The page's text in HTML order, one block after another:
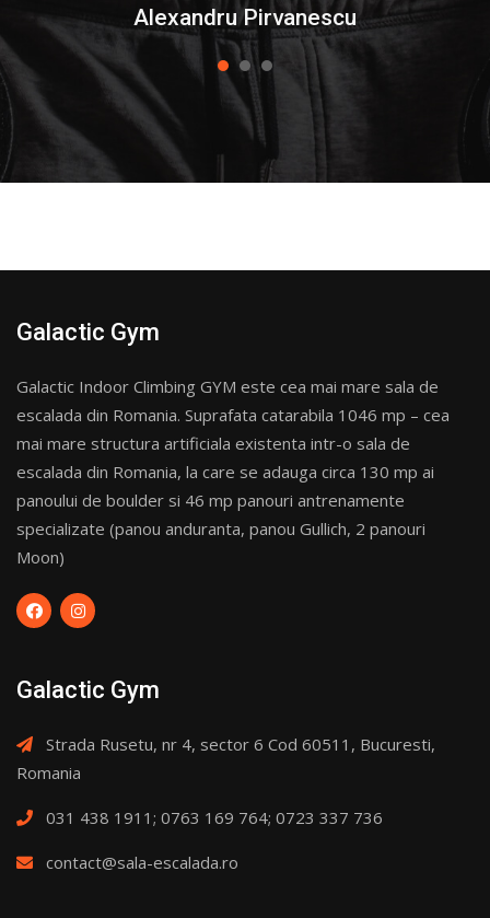
Alexandru Pirvanescu
Galactic Gym
Galactic Indoor Climbing GYM este cea mai mare sala de
escalada din Romania. Suprafata catarabila 1046 mp – cea
mai mare structura artificiala existenta intr-o sala de
escalada din Romania, la care se adauga circa 130 mp ai
panoului de boulder si 46 mp panouri antrenamente
specializate (panou anduranta, panou Gullich, 2 panouri
Moon)
Galactic Gym
Strada Rusetu, nr 4, sector 6 Cod 60511, Bucuresti,
Romania
031 438 1911; 0763 169 764; 0723 337 736
contact@sala-escalada.ro